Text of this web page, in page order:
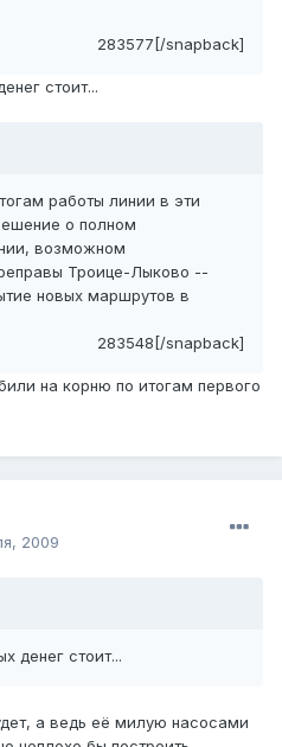
283577[/snapback]
стоит...
работы линии в эти
о полном
возможном
Троице-Лыково --
новых маршрутов в
283548[/snapback]
на корню по итогам первого
2009
денег стоит...
а ведь её милую насосами